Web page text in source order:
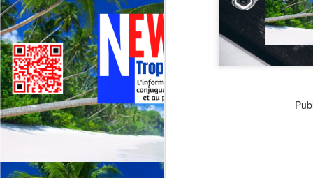
Deux événements majeurs du
cyclisme outre‑mer vont se
dérouler presque simultanément
en 2026 : le 79ᵉ Tour cycliste de
La Réunion (1er au 9 août 2026) et
le 75ᵉ Tour cycliste international
de Guadeloupe (31 juillet au 9
août 2026).